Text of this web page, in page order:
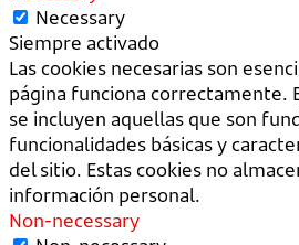
Necessary
Siempre activado
Las cookies necesarias son
página funciona correctamente.
se incluyen aquellas que son
funcionalidades básicas y
del sitio. Estas cookies no
información personal.
Non-necessary